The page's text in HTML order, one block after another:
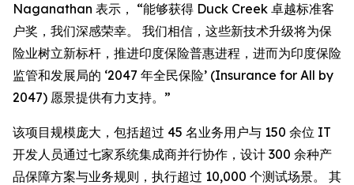
Naganathan 表示， “能够获得 Duck Creek 卓越标准客
户奖，我们深感荣幸。 我们相信，这些新技术升级将为保
险业树立新标杆，推进印度保险普惠进程，进而为印度保险
监管和发展局的 ‘2047 年全民保险’ (Insurance for All by
2047) 愿景提供有力支持。”
该项目规模庞大，包括超过 45 名业务用户与 150 余位 IT
开发人员通过七家系统集成商并行协作，设计 300 余种产
品保障方案与业务规则，执行超过 10,000 个测试场景。 其